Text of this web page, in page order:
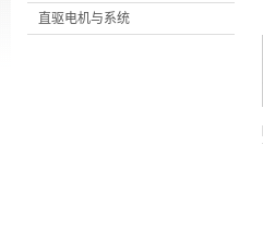
直驱电机与系统